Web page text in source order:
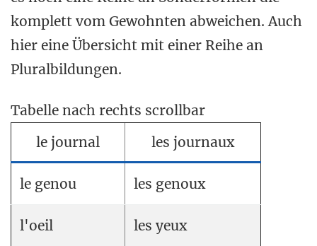
komplett vom Gewohnten abweichen. Auch
hier eine Übersicht mit einer Reihe an
Pluralbildungen.
Tabelle nach rechts scrollbar
le journal
les journaux
le genou les genoux
l'oeil les yeux